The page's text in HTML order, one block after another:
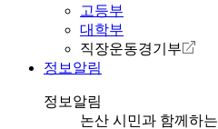
고등부
대학부
직장운동경기부
정보알림
정보알림
논산 시민과 함께하는